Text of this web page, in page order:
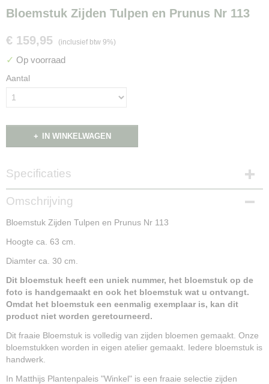
Bloemstuk Zijden Tulpen en Prunus Nr 113
€ 159,95 (inclusief btw 9%)
✓ Op voorraad
Aantal
IN WINKELWAGEN
Specificaties
Productcode
NG15201
Omschrijving
Bloemstuk Zijden Tulpen en Prunus Nr 113
Hoogte ca. 63 cm.
Diamter ca. 30 cm.
Dit bloemstuk heeft een uniek nummer, het bloemstuk op de
foto is handgemaakt en ook het bloemstuk wat u ontvangt.
Omdat het bloemstuk een eenmalig exemplaar is, kan dit
product niet worden geretourneerd.
Dit fraaie Bloemstuk is volledig van zijden bloemen gemaakt. Onze
bloemstukken worden in eigen atelier gemaakt. Iedere bloemstuk is
handwerk.
In Matthijs Plantenpaleis "Winkel" is een fraaie selectie zijden